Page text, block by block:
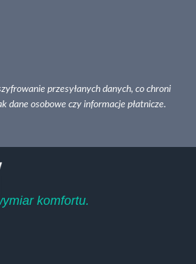
przesyłanych danych, co chroni
dane osobowe czy informacje płatnicze.
komfortu.